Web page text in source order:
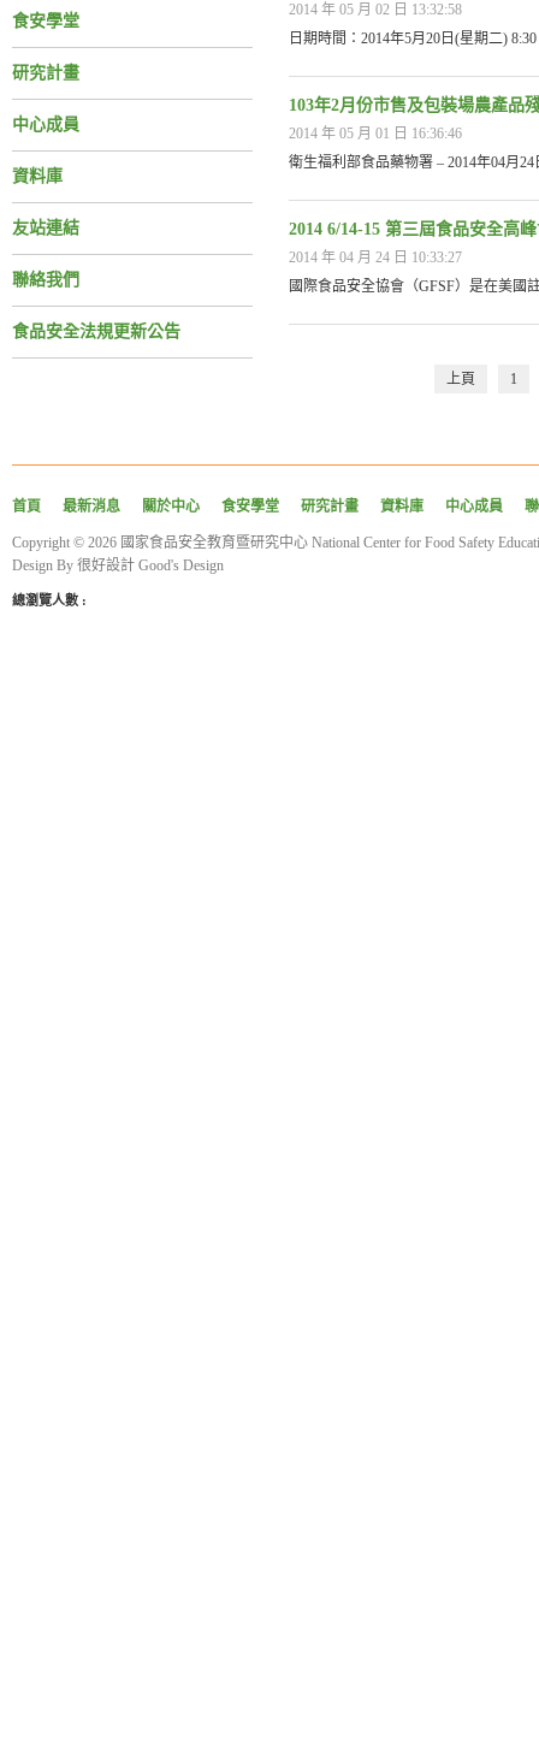
食安學堂
研究計畫
中心成員
資料庫
友站連結
聯絡我們
食品安全法規更新公告
2014 年 05 月 02 日 13:32:58
日期時間：2014年5月20日(星期二)
103年2月份市售及包裝場農產品
2014 年 05 月 01 日 16:36:46
衛生福利部食品藥物署 – 2014年04月
2014 6/14-15 第三屆食品安全高
2014 年 04 月 24 日 10:33:27
國際食品安全協會（GFSF）是在美
上頁 1
首頁 最新消息 關於中心 食安學堂 研究計畫 資料庫 中心成員
Copyright © 2026 國家食品安全教育暨研究中心 National Center for Food Safety
Design By 很好設計 Good's Design
總瀏覽人數 :